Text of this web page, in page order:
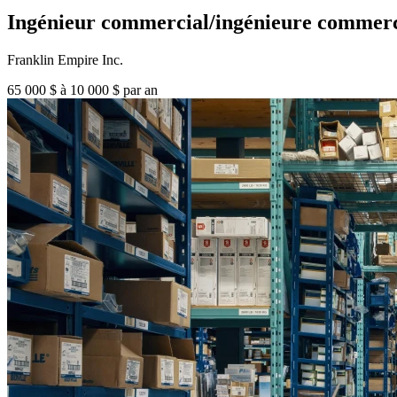
Ingénieur commercial/ingénieure
Franklin Empire Inc.
65 000 $ à 10 000 $ par an